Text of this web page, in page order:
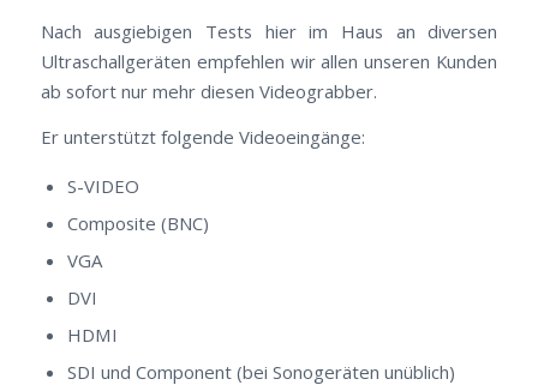
Nach ausgiebigen Tests hier im Haus an diversen
Ultraschallgeräten empfehlen wir allen unseren Kunden
ab sofort nur mehr diesen Videograbber.
Er unterstützt folgende Videoeingänge:
S-VIDEO
Composite (BNC)
VGA
DVI
HDMI
SDI und Component (bei Sonogeräten unüblich)